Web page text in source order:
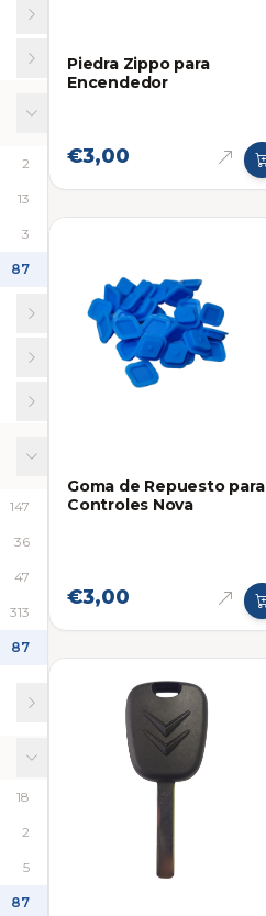
2
13
3
87
147
36
47
313
87
18
2
5
87
Piedra Zippo para
Encendedor
€3,00
Goma de Repuesto para
Controles Nova
€3,00